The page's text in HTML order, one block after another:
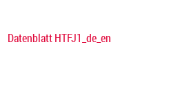
Datenblatt HTFJ1_de_en